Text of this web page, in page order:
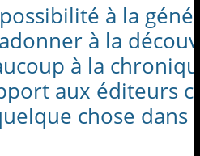
à la
à la
à la
aux éditeurs
chose dans